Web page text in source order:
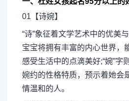
01【诗婉】
“诗”象征着文学艺术中的优美
宝宝将拥有丰富的内心世界，
感受生活中的点滴美好;“婉”字
婉约的性格特质，预示着她会
情温和的人。